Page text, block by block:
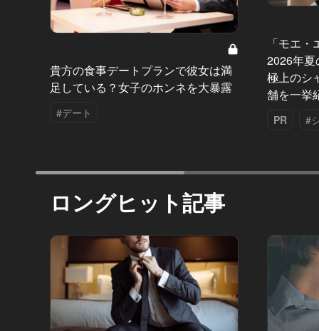
貴方の食事デートプランで彼女は満
足している？女子のホンネを大暴露
#デート
「モエ
2026年夏
極上のシ
舗を一挙
PR #
ロングヒット記事